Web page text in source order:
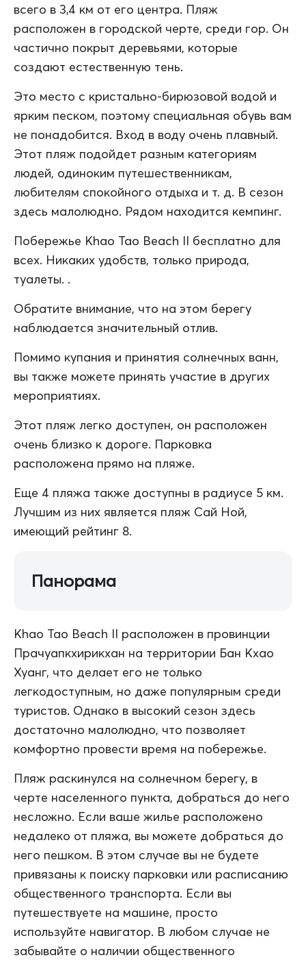
всего в 3,4 км от его центра. Пляж
расположен в городской черте, среди гор. Он
частично покрыт деревьями, которые
создают естественную тень.
Это место с кристально-бирюзовой водой и
ярким песком, поэтому специальная обувь вам
не понадобится. Вход в воду очень плавный.
Этот пляж подойдет разным категориям
людей, одиноким путешественникам,
любителям спокойного отдыха и т. д. В сезон
здесь малолюдно. Рядом находится кемпинг.
Побережье Khao Tao Beach II бесплатно для
всех. Никаких удобств, только природа,
туалеты. .
Обратите внимание, что на этом берегу
наблюдается значительный отлив.
Помимо купания и принятия солнечных ванн,
вы также можете принять участие в других
мероприятиях.
Этот пляж легко доступен, он расположен
очень близко к дороге. Парковка
расположена прямо на пляже.
Еще 4 пляжа также доступны в радиусе 5 км.
Лучшим из них является пляж Сай Ной,
имеющий рейтинг 8.
Панорама
Khao Tao Beach II расположен в провинции
Прачуапкхирикхан на территории Бан Кхао
Хуанг, что делает его не только
легкодоступным, но даже популярным среди
туристов. Однако в высокий сезон здесь
достаточно малолюдно, что позволяет
комфортно провести время на побережье.
Пляж раскинулся на солнечном берегу, в
черте населенного пункта, добраться до него
несложно. Если ваше жилье расположено
недалеко от пляжа, вы можете добраться до
него пешком. В этом случае вы не будете
привязаны к поиску парковки или расписанию
общественного транспорта. Если вы
путешествуете на машине, просто
используйте навигатор. В любом случае не
забывайте о наличии общественного